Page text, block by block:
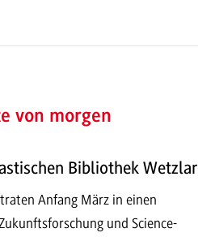
von morgen
Bibliothek Wetzlar
Anfang März in einen
und Science-